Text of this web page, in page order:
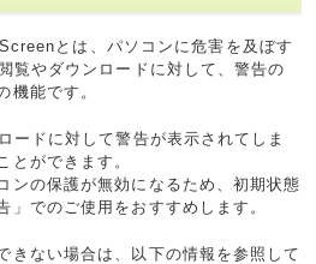
とは、パソコンに危害を及ぼす
覧やダウンロードに対して、警告の
機能です。
ードに対して警告が表示されてしま
とができます。
ンの保護が無効になるため、初期状態
」でのご使用をおすすめします。
きない場合は、以下の情報を参照して